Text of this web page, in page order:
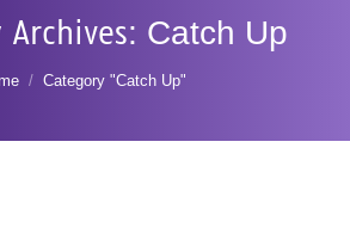
Catch Up
are here:
Category "Catch Up"